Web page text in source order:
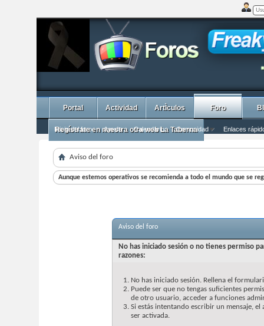
Portal Actividad ArtÌculos Foro
Inicio del foro Ayuda Calendario Comunidad Enlaces
Regístrate en nuestra otra web La Taberna
Aviso del foro
Aunque estemos operativos se recomienda a todo el mundo que se
Aviso del foro
No has iniciado sesión o no tienes permiso
razones:
No has iniciado sesión. Rellena el
Puede ser que no tengas suficientes
de otro usuario, acceder a funciones
Si estás intentando escribir un mensaje,
ser activada.